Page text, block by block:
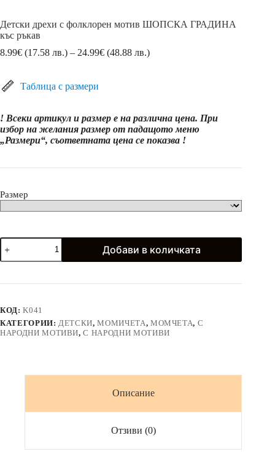
Детски дрехи с фолклорен мотив ШОПСКА ГРАДИНА
къс ръкав
8.99€ (17.58 лв.) – 24.99€ (48.88 лв.)Price
24.99€
(48.88
лв.)
Таблица с размери
! Всеки артикул и размер е на различна цена. При
избор на желания размер от падащото меню
„Размери“, съответната цена се показва !
Размер
количество
за
Детски
с
ШОПСКА
ГРАДИНА
къс
Добави в количката
КОД:K041
КАТЕГОРИИ: ДЕТСКИ,МОМИЧЕТА, МОМЧЕТА, С
НАРОДНИ МОТИВИ,С НАРОДНИ МОТИВИ
Описание
Отзиви (0)